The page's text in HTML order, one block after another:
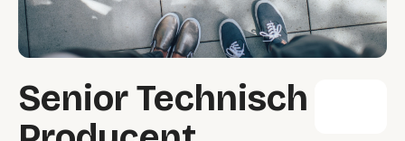
Senior Technisch